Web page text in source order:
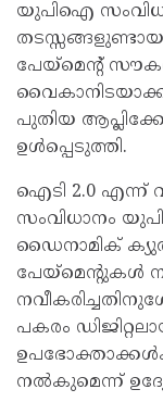
യുപിഐ
പേയ്മെന്റ്
പുതിയ
ഉൾപ്പെടുത്തി.
ഐടി 2.0 എന്ന്
സംവിധാനം
ഡൈനാമിക്
പേയ്‌മെന്റുകൾ
പകരം
നൽകുമെന്ന്